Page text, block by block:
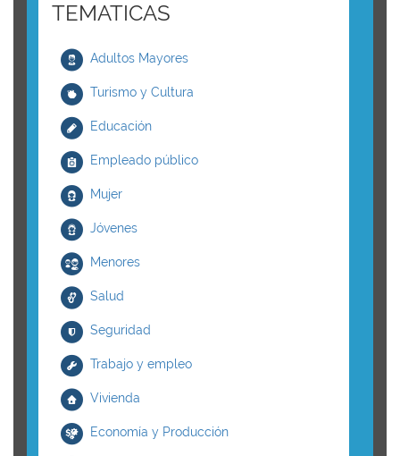
TEMATICAS
Adultos Mayores
Turismo y Cultura
Educación
Empleado público
Mujer
Jóvenes
Menores
Salud
Seguridad
Trabajo y empleo
Vivienda
Economía y Producción